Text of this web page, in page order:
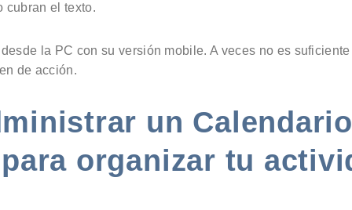
cubran el texto.
la PC con su versión mobile. A veces no es
de acción.
un
organizar tu